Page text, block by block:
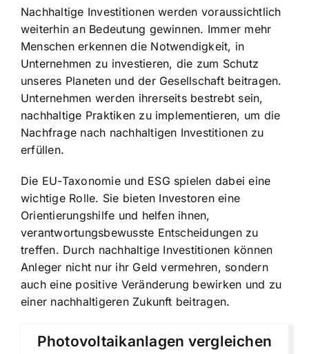
Nachhaltige Investitionen werden voraussichtlich
weiterhin an Bedeutung gewinnen. Immer mehr
Menschen erkennen die Notwendigkeit, in
Unternehmen zu investieren, die zum Schutz
unseres Planeten und der Gesellschaft beitragen.
Unternehmen werden ihrerseits bestrebt sein,
nachhaltige Praktiken zu implementieren, um die
Nachfrage nach nachhaltigen Investitionen zu
erfüllen.
Die EU-Taxonomie und ESG spielen dabei eine
wichtige Rolle. Sie bieten Investoren eine
Orientierungshilfe und helfen ihnen,
verantwortungsbewusste Entscheidungen zu
treffen. Durch nachhaltige Investitionen können
Anleger nicht nur ihr Geld vermehren, sondern
auch eine positive Veränderung bewirken und zu
einer nachhaltigeren Zukunft beitragen.
Photovoltaikanlagen vergleichen